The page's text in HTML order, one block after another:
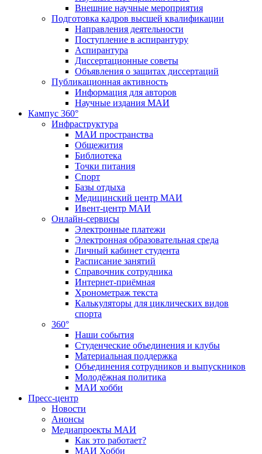
Внешние научные мероприятия
Подготовка кадров высшей квалификации
Направления деятельности
Поступление в аспирантуру
Аспирантура
Диссертационные советы
Объявления о защитах диссертаций
Публикационная активность
Информация для авторов
Научные издания МАИ
Кампус 360°
Инфраструктура
МАИ пространства
Общежития
Библиотека
Точки питания
Спорт
Базы отдыха
Медицинский центр МАИ
Ивент-центр МАИ
Онлайн-сервисы
Электронные платежи
Электронная образовательная среда
Личный кабинет студента
Расписание занятий
Справочник сотрудника
Интернет-приёмная
Хронометраж текста
Калькуляторы для циклических видов
спорта
360°
Наши события
Студенческие объединения и клубы
Материальная поддержка
Объединения сотрудников и выпускников
Молодёжная политика
МАИ хобби
Пресс-центр
Новости
Анонсы
Медиапроекты МАИ
Как это работает?
МАИ Хобби